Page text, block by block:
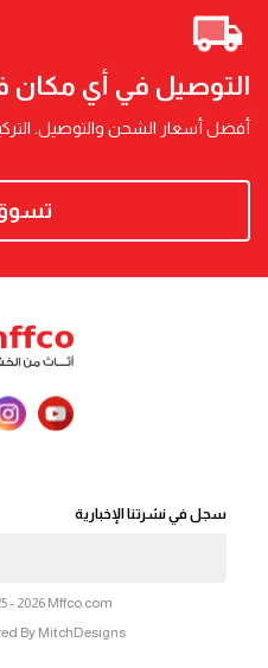
التوصيل في أي مكان
أفضل أسعار الشحن والتوصيل.
تسوق
سجل في نشرتنا الإخبارية
- 2026 Mffco.com
By MitchDesigns